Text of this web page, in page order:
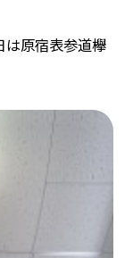
は原宿表参道欅